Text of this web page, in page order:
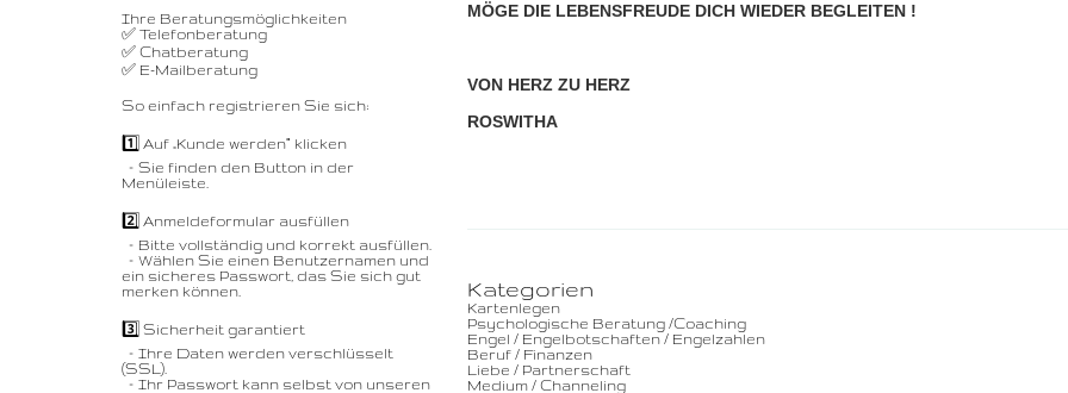
Ihre Beratungsmöglichkeiten
✅ Telefonberatung
✅ Chatberatung
✅ E-Mailberatung
So einfach registrieren Sie sich:
1️⃣ Auf „Kunde werden“ klicken
– Sie finden den Button in der
Menüleiste.
2️⃣ Anmeldeformular ausfüllen
– Bitte vollständig und korrekt ausfüllen.
– Wählen Sie einen Benutzernamen und
ein sicheres Passwort, das Sie sich gut
merken können.
3️⃣ Sicherheit garantiert
– Ihre Daten werden verschlüsselt
(SSL).
– Ihr Passwort kann selbst von unseren
MÖGE DIE LEBENSFREUDE DICH WIEDER BEGLEITEN !
VON HERZ ZU HERZ
ROSWITHA
Kategorien
Kartenlegen
Psychologische Beratung /Coaching
Engel / Engelbotschaften / Engelzahlen
Beruf / Finanzen
Liebe / Partnerschaft
Medium / Channeling